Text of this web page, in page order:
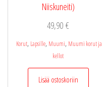
Niiskuneiti)
49,90€
Korut, Lapsille, Muumi, Muumi korut ja
kellot
Lisää ostoskoriin